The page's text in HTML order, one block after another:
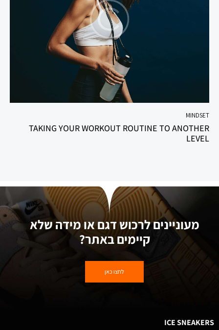
MINDSET
TAKING YOUR WORKOUT ROUTINE TO ANOTHER
LEVEL
מעוניינים לרכוש דגם או מידה שלא
קיימים באתר?
לחצו כאן
ICE SNEAKERS